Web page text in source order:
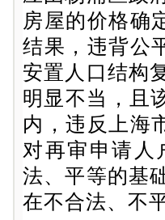
房屋的价格确
结果，违背公
安置人口结构
明显不当，且
内，违反上海
对再审申请人
法、平等的基
在不合法、不